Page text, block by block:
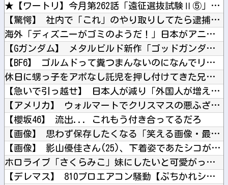
★【ワートリ】今月第262話「遠征選抜試験Ⅱ⑤」【最新話コメ...
【驚愕】 社内で「これ」のやり取りしてたら逮捕されたんだがｗ...
海外「ディズニーがゴミのようだ！」日本がアニメ化した米人気S...
【Gガンダム】 メタルビルド新作「ゴッドガンダム ハイパーモ...
【BF6】 ゴルムドって糞つまんないのになんでリメイクされた...
休日に甥っ子をアポなし託児を押し付けてきた兄嫁！「テレビでも...
【急いで引っ越せ】 日本人が減り「外国人が増えた」市区町村ラ...
【アメリカ】 ウォルマートでクリスマスの悪ふざけが騒動に サ...
【櫻坂46】 流出... これもう付き合ってるだろ
【画像】 思わず保存したくなる「笑える画像・最高な画像」貼っ...
【画像】 影山優佳さん(25)、下着姿であたシコが止まらない
ホロライブ「さくらみこ」妹にしたいと可愛がっていた後輩の水宮...
【デレマス】 810プロエアコン騒動【ぷちかれシリーズ】